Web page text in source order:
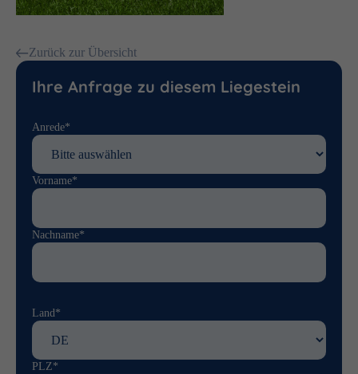
Zurück zur Übersicht
Ihre Anfrage zu diesem Liegestein
Anrede*
Vorname*
Nachname*
Land*
PLZ*